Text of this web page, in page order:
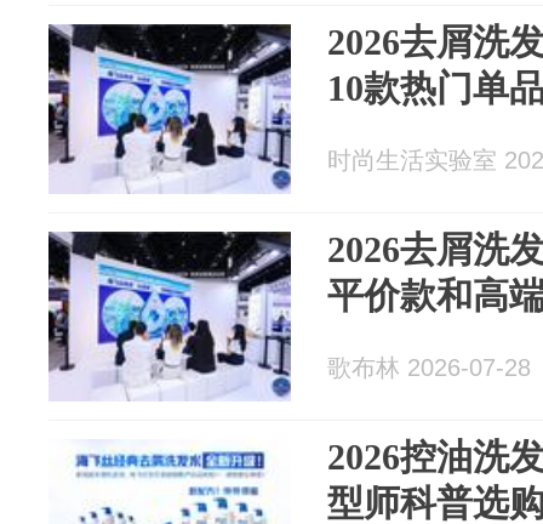
2026去屑洗
10款热门单
时尚生活实验室
2026去屑洗
平价款和高
歌布林 2026-07-28
2026控油洗
型师科普选